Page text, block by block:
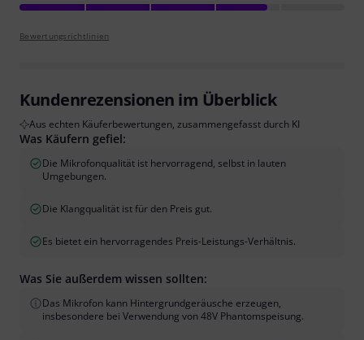
Bewertungsrichtlinien
Kundenrezensionen im Überblick
Aus echten Käuferbewertungen, zusammengefasst durch KI
Was Käufern gefiel:
Die Mikrofonqualität ist hervorragend, selbst in lauten
Umgebungen.
Die Klangqualität ist für den Preis gut.
Es bietet ein hervorragendes Preis-Leistungs-Verhältnis.
Was Sie außerdem wissen sollten:
Das Mikrofon kann Hintergrundgeräusche erzeugen,
insbesondere bei Verwendung von 48V Phantomspeisung.